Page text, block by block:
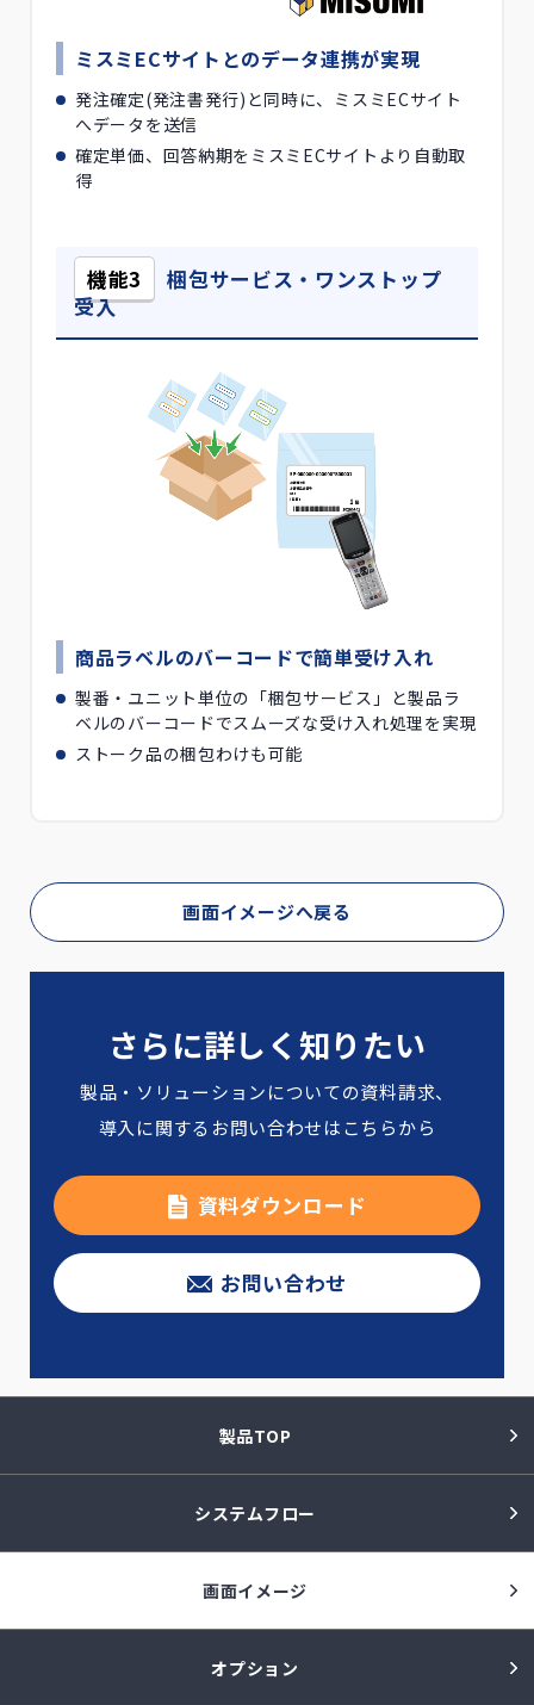
ミスミECサイトとのデータ連携が実現
発注確定(発注書発行)と同時に、ミスミECサイト
へデータを送信
確定単価、回答納期をミスミECサイトより自動取
得
機能3
梱包サービス・ワンストップ
受入
商品ラベルのバーコードで簡単受け入れ
製番・ユニット単位の「梱包サービス」と製品ラ
ベルのバーコードでスムーズな受け入れ処理を実現
ストーク品の梱包わけも可能
画面イメージへ戻る
さらに詳しく知りたい
製品・ソリューションについての資料請求、
導入に関するお問い合わせはこちらから
資料ダウンロード
お問い合わせ
製品TOP
システムフロー
画面イメージ
オプション